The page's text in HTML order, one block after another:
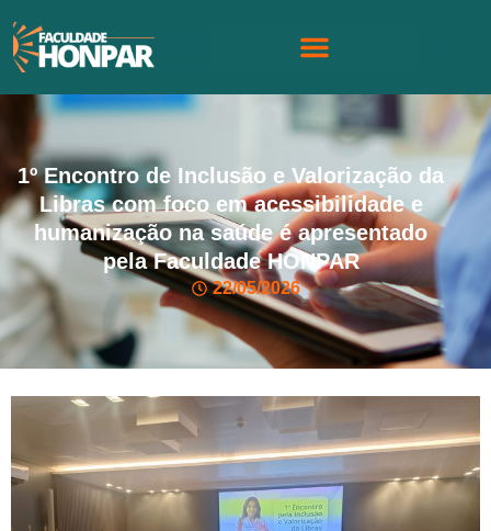
1º Encontro de Inclusão e Valorização da
Libras com foco em acessibilidade e
humanização na saúde é apresentado
pela Faculdade HONPAR
22/05/2026